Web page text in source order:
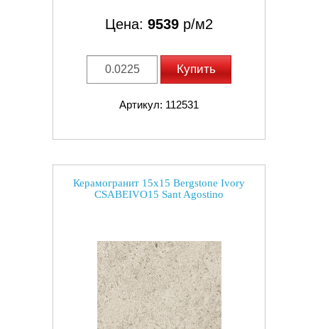
Цена: 9539 р/м2
Купить
Артикул: 112531
Керамогранит 15x15 Bergstone Ivory
CSABEIVO15 Sant Agostino